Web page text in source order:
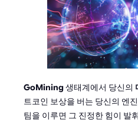
GoMining생태계에서 당신의
트코인 보상을 버는 당신의 엔
팀을 이루면 그 진정한 힘이 발